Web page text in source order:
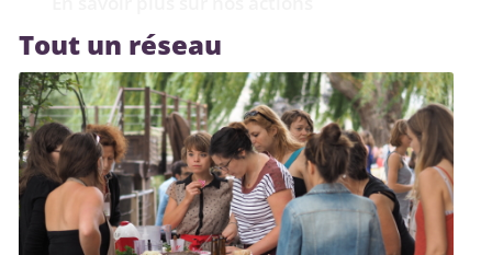
Tout un réseau